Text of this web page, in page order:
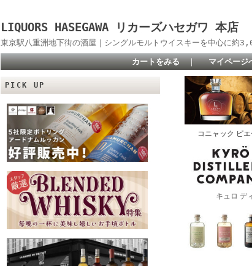
LIQUORS HASEGAWA リカーズハセガワ 本店
東京駅八重洲地下街の酒屋｜シングルモルトウイスキーを中心に約
カートをみる ｜ マイページ
PICK UP